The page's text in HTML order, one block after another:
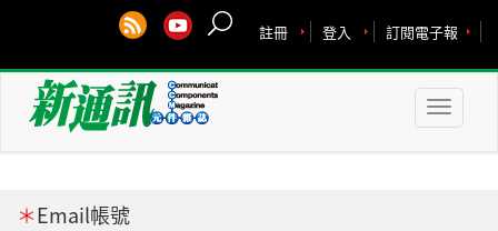
訂閱電子報
登入
註冊
Toggle
＊Email帳號